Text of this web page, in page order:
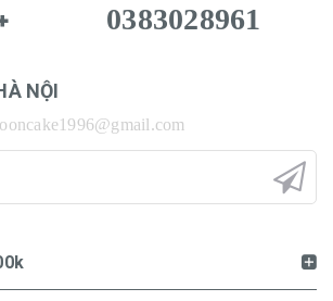
0383028961
NỘI